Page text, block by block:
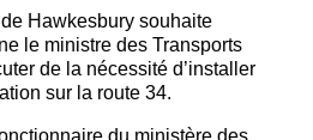
Hawkesbury souhaite
le ministre des Transports
de la nécessité d’installer
sur la route 34.
du ministère des